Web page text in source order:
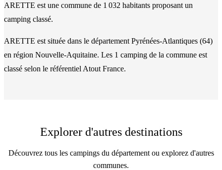
ARETTE est une commune de 1 032 habitants proposant un
camping classé.
ARETTE est située dans le département Pyrénées-Atlantiques (64)
en région Nouvelle-Aquitaine. Les 1 camping de la commune est
classé selon le référentiel Atout France.
Explorer d'autres destinations
Découvrez tous les campings du département ou explorez d'autres
communes.